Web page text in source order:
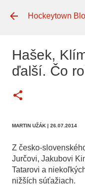
Hockeytown
Hašek,
ďalší. Čo
MARTIN UŽÁK | 26.07.2014
Z česko-
Jurčovi, Jakubovi
Tatarovi a
nižších súťažiach.